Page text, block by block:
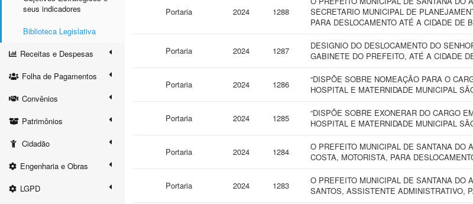
seus indicadores
Biblioteca Legislativa
Receitas e Despesas
Folha de Pagamentos
Convênios
Patrimônios
Cidadão
Engenharia e Obras
LGPD
Portaria 2024 1288
SECRETARIO MUNICIPAL DE
PARA DESLOCAMENTO ATÉ A CIDADE DE
Portaria 2024 1287
DESIGNIO DO DESLOCAMENTO DO
GABINETE DO PREFEITO, ATÉ A CIDADE
Portaria 2024 1286
“DISPÕE SOBRE NOMEAÇÃO PARA O
HOSPITAL E MATERNIDADE MUNICIPAL
Portaria 2024 1285
“DISPÕE SOBRE EXONERAR DO CARGO
HOSPITAL E MATERNIDADE MUNICIPAL
Portaria 2024 1284
O PREFEITO MUNICIPAL DE SANTANA DO
COSTA, MOTORISTA, PARA
Portaria 2024 1283
O PREFEITO MUNICIPAL DE SANTANA DO
SANTOS, ASSISTENTE ADMINISTRATIVO,